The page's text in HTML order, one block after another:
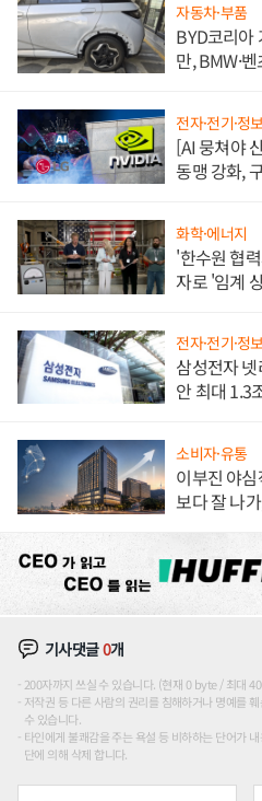
자동차·부품
BYD코리아
만, BMW·
전자·전기·정
[AI 뭉쳐야
동맹 강화,
화학·에너지
'한수원 협
자로 '임계
전자·전기·정
삼성전자
안 최대 1.3
소비자·유통
이부진 야
보다 잘 나
기사댓글0개
200자까지 쓰실 수 있습니다. (현재 0 byte / 최대
저작권 등 다른 사람의 권리를 침해하거나 명예를
수 있습니다.
타인에게 불쾌감을 주는 욕설 등 비하하는 단어가
단에 의해 삭제 합니다.